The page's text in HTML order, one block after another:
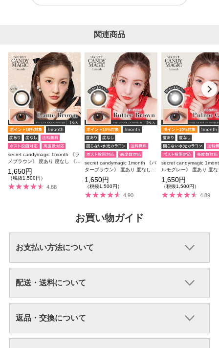
関連商品
secret candymagic 1month 《ラ
メブラウン》 度あり 度なし 《両
目分(2枚)》
1,650円
（税抜1,500円）
4.88
secret candymagic 1month 《バ
ターブラウン》 度あり 度なし
《両目分(2枚)》
1,650円
（税抜1,500円）
4.90
secret candymagic
ルモグレー》 度あり 度
目分(2枚)》
1,650円
（税抜1,500円）
4.89
お買い物ガイド
お支払い方法について
配送・送料について
返品・交換について